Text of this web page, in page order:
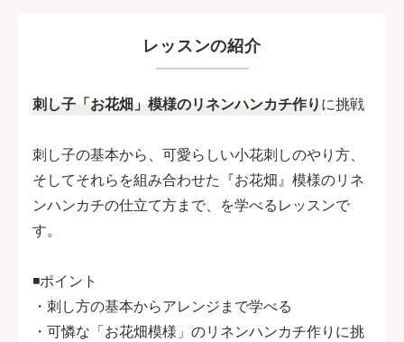
レッスンの紹介
刺し子「お花畑」模様のリネンハンカチ作りに挑戦
刺し子の基本から、可愛らしい小花刺しのやり方、
そしてそれらを組み合わせた『お花畑』模様のリネ
ンハンカチの仕立て方まで、を学べるレッスンで
す。
◾️ポイント
・刺し方の基本からアレンジまで学べる
・可憐な「お花畑模様」のリネンハンカチ作りに挑